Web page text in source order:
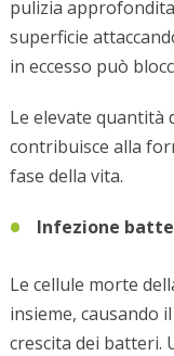
pulizia
superficie
in eccesso può
Le elevate quantità
contribuisce alla
fase della vita.
Infezione
Le cellule morte
insieme, causando
crescita dei batteri.